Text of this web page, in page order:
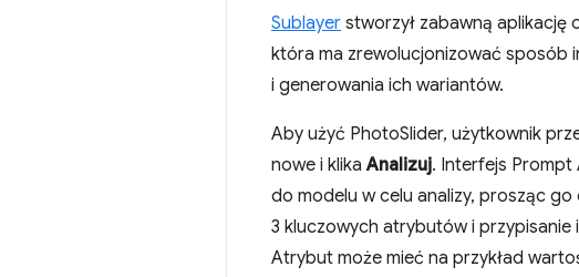
Sublayer stworzył zabawną aplikację
która ma zrewolucjonizować sposób
i generowania ich wariantów.
Aby użyć PhotoSlider, użytkownik
nowe i klikaAnalizuj. Interfejs Prompt
do modelu w celu analizy, prosząc
3 kluczowych atrybutów i przypisanie
Atrybut może mieć na przykład